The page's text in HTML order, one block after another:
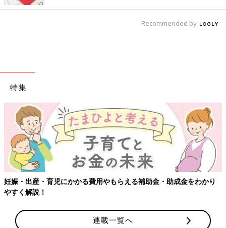
Recommended by
特集
【ワクチン接種できるものも】妊婦の感染症対策、知っておいて！
連載一覧へ